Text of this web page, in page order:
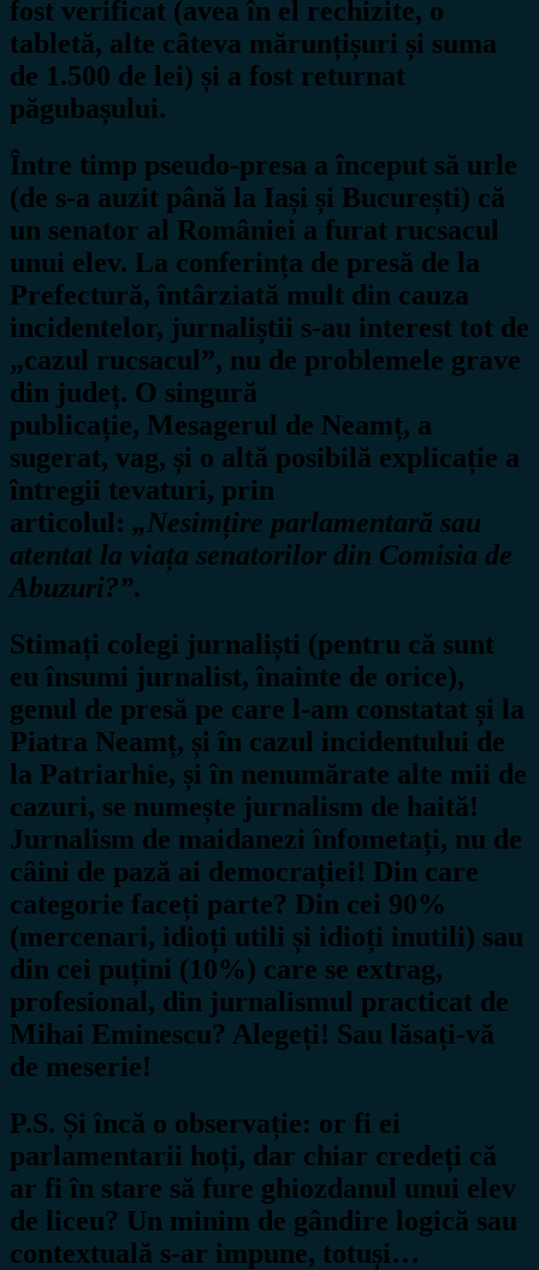
fost verificat (avea în el rechizite, o
tabletă, alte câteva mărunțișuri și suma
de 1.500 de lei) și a fost returnat
păgubașului.
Între timp pseudo-presa a început să urle
(de s-a auzit până la Iași și București) că
un senator al României a furat rucsacul
unui elev. La conferința de presă de la
Prefectură, întârziată mult din cauza
incidentelor, jurnaliștii s-au interest tot de
„cazul rucsacul”, nu de problemele grave
din județ. O singură
publicație, Mesagerul de Neamț, a
sugerat, vag, și o altă posibilă explicație a
întregii tevaturi, prin
articolul: „Nesimțire parlamentară sau
atentat la viața senatorilor din Comisia de
Abuzuri?”.
Stimați colegi jurnaliști (pentru că sunt
eu însumi jurnalist, înainte de orice),
genul de presă pe care l-am constatat și la
Piatra Neamț, și în cazul incidentului de
la Patriarhie, și în nenumărate alte mii de
cazuri, se numește jurnalism de haită!
Jurnalism de maidanezi înfometați, nu de
câini de pază ai democrației! Din care
categorie faceți parte? Din cei 90%
(mercenari, idioți utili și idioți inutili) sau
din cei puțini (10%) care se extrag,
profesional, din jurnalismul practicat de
Mihai Eminescu? Alegeți! Sau lăsați-vă
de meserie!
P.S. Și încă o observație: or fi ei
parlamentarii hoți, dar chiar credeți că
ar fi în stare să fure ghiozdanul unui elev
de liceu? Un minim de gândire logică sau
contextuală s-ar impune, totuși…